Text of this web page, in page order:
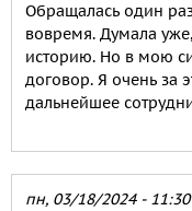
Обращалась один
вовремя. Думала
историю. Но в мою
договор. Я очень за
дальнейшее
пн, 03/18/2024 - 11:30